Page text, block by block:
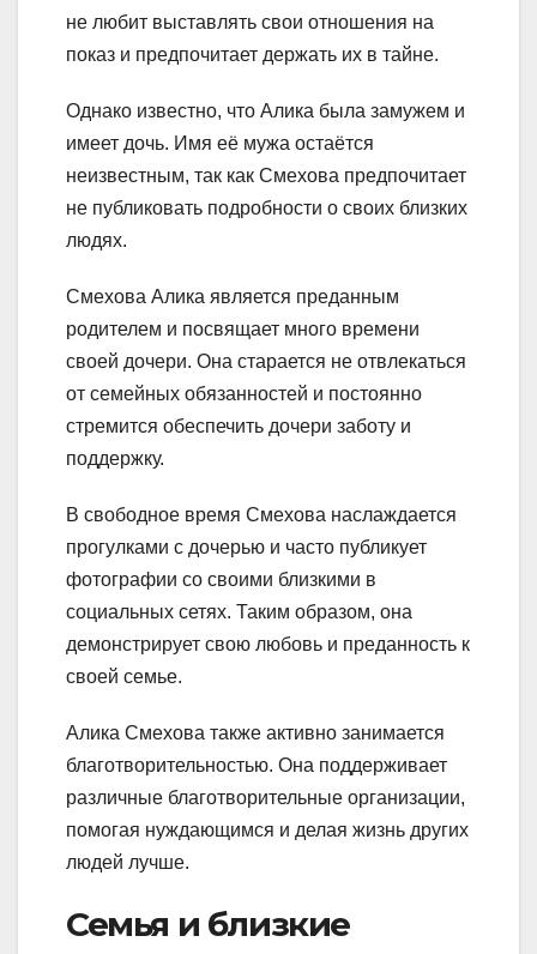
не любит выставлять свои отношения на
показ и предпочитает держать их в тайне.
Однако известно, что Алика была замужем и
имеет дочь. Имя её мужа остаётся
неизвестным, так как Смехова предпочитает
не публиковать подробности о своих близких
людях.
Смехова Алика является преданным
родителем и посвящает много времени
своей дочери. Она старается не отвлекаться
от семейных обязанностей и постоянно
стремится обеспечить дочери заботу и
поддержку.
В свободное время Смехова наслаждается
прогулками с дочерью и часто публикует
фотографии со своими близкими в
социальных сетях. Таким образом, она
демонстрирует свою любовь и преданность к
своей семье.
Алика Смехова также активно занимается
благотворительностью. Она поддерживает
различные благотворительные организации,
помогая нуждающимся и делая жизнь других
людей лучше.
Семья и близкие